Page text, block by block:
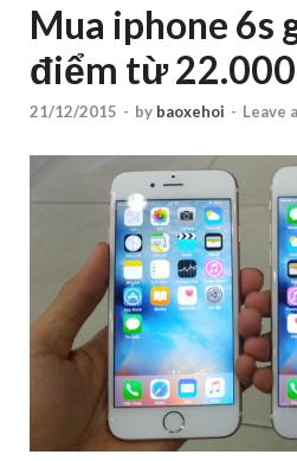
Mua iphone 6s
điểm từ
21/12/2015 - by baoxehoi - Leave